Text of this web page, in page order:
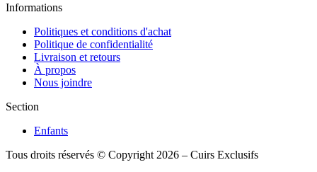
Informations
Politiques et conditions d'achat
Politique de confidentialité
Livraison et retours
À propos
Nous joindre
Section
Enfants
Tous droits réservés © Copyright 2026 – Cuirs Exclusifs